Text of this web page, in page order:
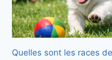
Quelles sont les races